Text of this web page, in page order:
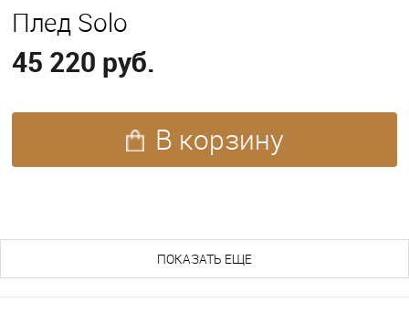
Плед Solo
45 220 руб.
В корзину
ПОКАЗАТЬ ЕЩЕ